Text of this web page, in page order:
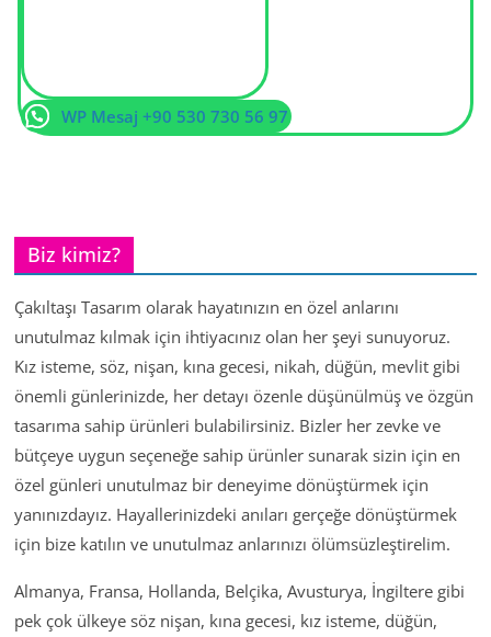
WP Mesaj +90 530 730 56 97
Biz kimiz?
Çakıltaşı Tasarım olarak hayatınızın en özel anlarını
unutulmaz kılmak için ihtiyacınız olan her şeyi sunuyoruz.
Kız isteme, söz, nişan, kına gecesi, nikah, düğün, mevlit gibi
önemli günlerinizde, her detayı özenle düşünülmüş ve özgün
tasarıma sahip ürünleri bulabilirsiniz. Bizler her zevke ve
bütçeye uygun seçeneğe sahip ürünler sunarak sizin için en
özel günleri unutulmaz bir deneyime dönüştürmek için
yanınızdayız. Hayallerinizdeki anıları gerçeğe dönüştürmek
için bize katılın ve unutulmaz anlarınızı ölümsüzleştirelim.
Almanya, Fransa, Hollanda, Belçika, Avusturya, İngiltere gibi
pek çok ülkeye söz nişan, kına gecesi, kız isteme, düğün,